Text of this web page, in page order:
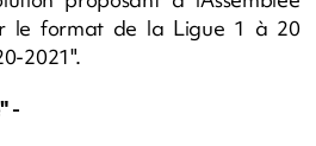
le format de la Ligue 1 à 20
2021".
-